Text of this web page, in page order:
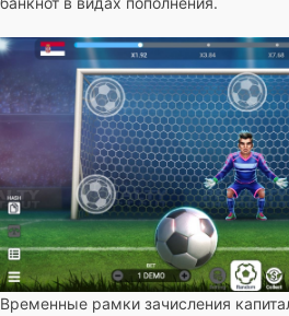
Временные рамки зачисления